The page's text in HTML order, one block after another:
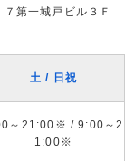
第一城戸ビル３Ｆ
土 / 日祝
～21:00※ / 9:00～2
1:00※